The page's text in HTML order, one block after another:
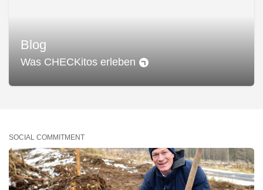
Blog
Was CHECKitos erleben
SOCIAL COMMITMENT